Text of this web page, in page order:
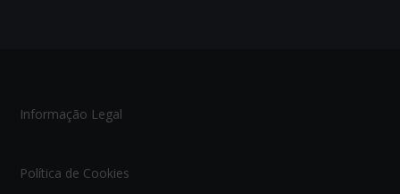
Informação Legal
Política de Cookies